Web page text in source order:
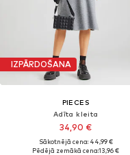
IZPĀRDOŠANA
PIECES
Adīta kleita
34,90 €
Sākotnējā cena: 44,99 €
Pēdējā zemākā cena:13,96 €